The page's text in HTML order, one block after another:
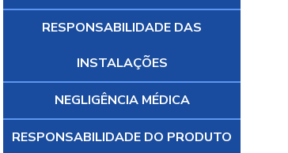
RESPONSABILIDADE DAS
INSTALAÇÕES
NEGLIGÊNCIA MÉDICA
RESPONSABILIDADE DO PRODUTO